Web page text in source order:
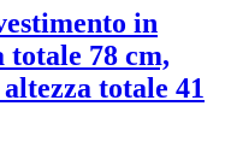
in
totale 78 cm,
totale 41